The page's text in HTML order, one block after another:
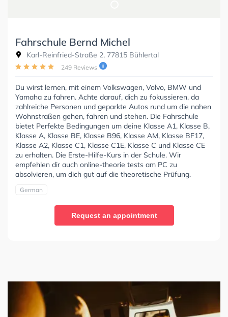
Fahrschule Bernd Michel
Karl-Reinfried-Straße 2, 77815 Bühlertal
249 Reviews
Du wirst lernen, mit einem Volkswagen, Volvo, BMW und
Yamaha zu fahren. Achte darauf, dich zu fokussieren, da
zahlreiche Personen und geparkte Autos rund um die nahen
Wohnstraßen gehen, fahren und stehen. Die Fahrschule
bietet Perfekte Bedingungen um deine Klasse A1, Klasse B,
Klasse A, Klasse BE, Klasse B96, Klasse AM, Klasse BF17,
Klasse A2, Klasse C1, Klasse C1E, Klasse C und Klasse CE
zu erhalten. Die Erste-Hilfe-Kurs in der Schule. Wir
empfehlen dir auch online-theorie tests am PC zu
absolvieren, um dich gut auf die theoretische Prüfung.
German
Request an appointment